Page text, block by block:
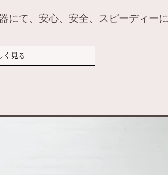
にて、安心、安全、スピーディーに
く見る